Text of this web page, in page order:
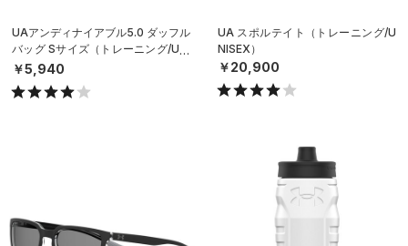
UAアンディナイアブル5.0 ダッフル
バッグ Sサイズ（トレーニング/UNI
SEX）
￥5,940
UA スポルテイト（トレーニング/U
NISEX）
￥20,900